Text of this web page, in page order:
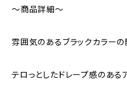
～商品詳細～
雰囲気のあるブラックカラーの
テロっとしたドレープ感のある